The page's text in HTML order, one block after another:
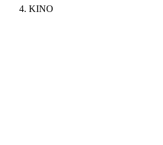
KINO